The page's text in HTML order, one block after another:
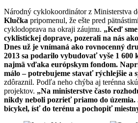
Národný cyklokoordinátor z Ministerstva
Klučka pripomenul, že ešte pred
cyklodoprava na okraji záujmu. „Keď
cyklistickej doprave, pozerali na nás
Dnes už je vnímaná ako rovnocenný
2013 sa podarilo vybudovať vyše 1 600
najmä vďaka európskym fondom.
málo – potrebujeme stavať rýchlejšie a
zdôraznil. Podľa neho chýba aj terénna
projektov. „Na ministerstve často
nikdy neboli pozrieť priamo do územia.
bicykel, ísť do terénu a pochopiť